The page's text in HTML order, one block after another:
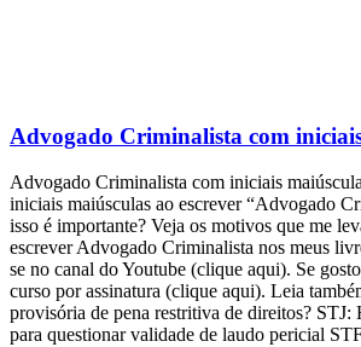
Advogado Criminalista com
Advogado Criminalista com iniciais
iniciais maiúsculas ao escrever “Advogado
isso é importante? Veja os motivos que me
escrever Advogado Criminalista nos meus
se no canal do Youtube (clique aqui). Se
curso por assinatura (clique aqui). Leia
provisória de pena restritiva de direitos? STJ:
para questionar validade de laudo pericial